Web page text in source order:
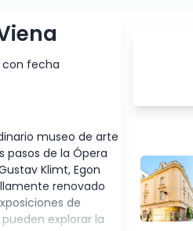
con fecha
museo de arte
pasos de la Ópera
Klimt, Egon
renovado
de
explorar la